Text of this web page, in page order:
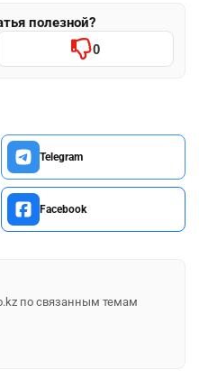
полезной?
0
Telegram
Facebook
по связанным темам